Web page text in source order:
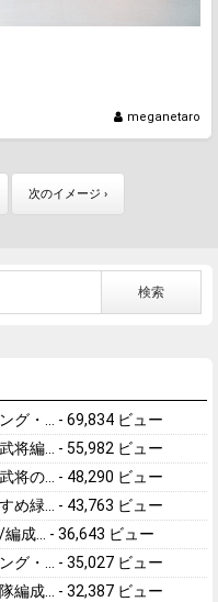
meganetaro
次のイメージ ›
グ・... - 69,834 ビュー
将編... - 55,982 ビュー
将の... - 48,290 ビュー
め緑... - 43,763 ビュー
成... - 36,643 ビュー
グ・... - 35,027 ビュー
編成... - 32,387 ビュー